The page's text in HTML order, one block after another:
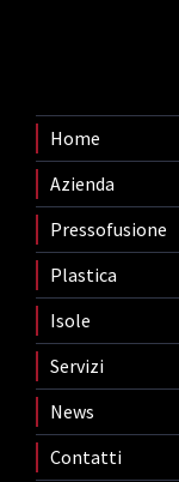
Home
Azienda
Pressofusione
Plastica
Isole
Servizi
News
Contatti